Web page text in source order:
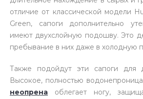
отличие от классической модели
Green, сапоги дополнительно
имеют двухслойную подошву. Это
пребывание в них даже в холодную
Также подойдут эти сапоги для
Высокое, полностью
неопрена облегает ногу,